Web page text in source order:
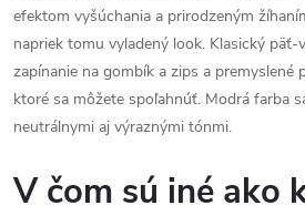
efektom vyšúchania a prirodzeným
napriek tomu vyladený look. Klasický päť-
zapínanie na gombík a zips a premyslené
ktoré sa môžete spoľahnúť. Modrá farba
neutrálnymi aj výraznými tónmi.
V čom sú iné ako